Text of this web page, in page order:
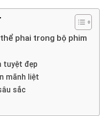
phai trong bộ phim
tuyệt đẹp
mãnh liệt
sắc